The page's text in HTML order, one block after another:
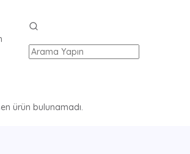
ürün bulunamadı.